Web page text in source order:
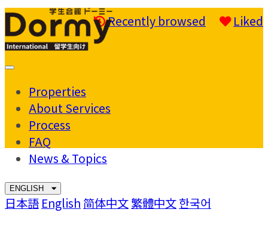
Recently browsed Liked
Mobile
Properties
About Services
Process
FAQ
News & Topics
ENGLISH
日本語 English 简体中文繁體中文한국어